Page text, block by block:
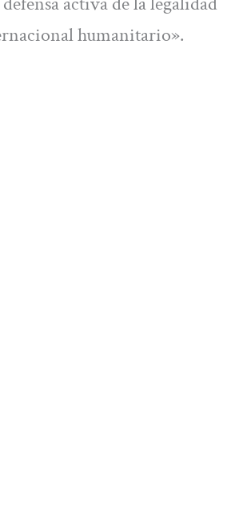
humanitario».